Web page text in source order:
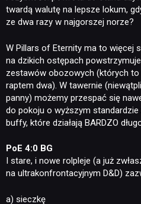
twardą walutę na lepsze lokum,
ze dwa razy w najgorszej norze?
W Pillars of Eternity ma to więcej
na dzikich ostępach
zestawów obozowych (których
raptem dwa). W tawernie
panny) możemy przespać się
do pokoju o wyższym standardzie
buffy, które działają BARDZO
PoE 4:0 BG
I stare, i nowe rolpleje (a już
na ultrakonfrontacyjnym D&D)
a) sieczkę